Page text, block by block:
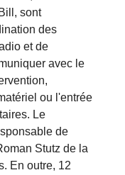
sont
des
et de
avec le
ou l'entrée
Le
de
Stutz de la
En outre, 12